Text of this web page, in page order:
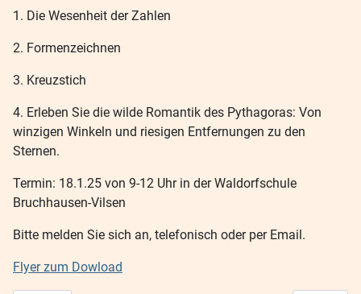
1. Die Wesenheit der Zahlen
2. Formenzeichnen
3. Kreuzstich
4. Erleben Sie die wilde Romantik des Pythagoras: Von
winzigen Winkeln und riesigen Entfernungen zu den
Sternen.
Termin: 18.1.25 von 9-12 Uhr in der Waldorfschule
Bruchhausen-Vilsen
Bitte melden Sie sich an, telefonisch oder per Email.
Flyer zum Dowload